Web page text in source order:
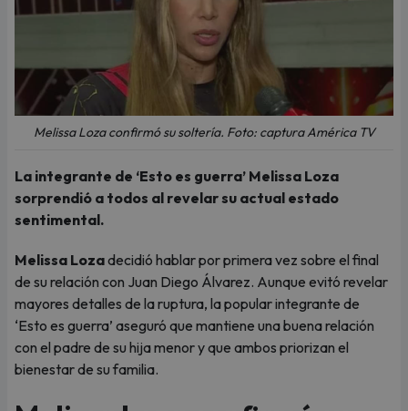
Melissa Loza confirmó su soltería. Foto: captura América TV
La integrante de ‘Esto es guerra’ Melissa Loza
sorprendió a todos al revelar su actual estado
sentimental.
Melissa Lozadecidió hablar por primera vez sobre el final
de su relación con Juan Diego Álvarez. Aunque evitó revelar
mayores detalles de la ruptura, la popular integrante de
‘Esto es guerra’ aseguró que mantiene una buena relación
con el padre de su hija menor y que ambos priorizan el
bienestar de su familia.